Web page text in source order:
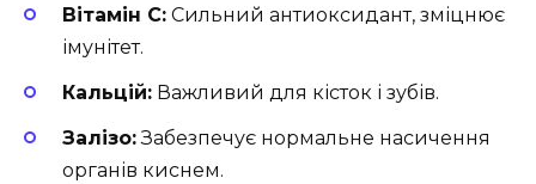
Вітамін C: Сильний антиоксидант, зміцнює
імунітет.
Кальцій: Важливий для кісток і зубів.
Залізо:Забезпечує нормальне насичення
органів киснем.